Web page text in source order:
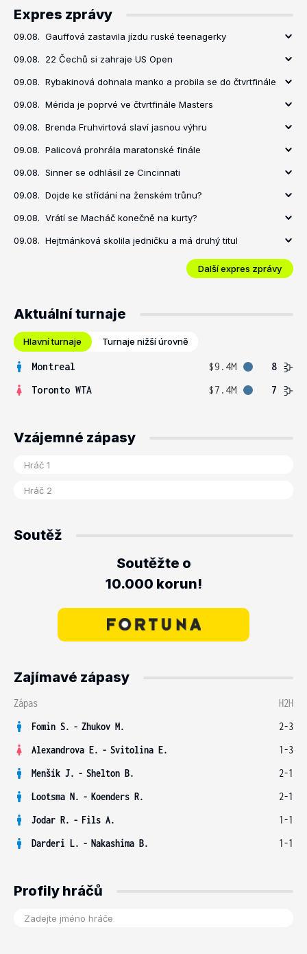
Expres zprávy
09.08. Gauffová zastavila jízdu ruské teenagerky
09.08. 22 Čechů si zahraje US Open
09.08. Rybakinová dohnala manko a probila se do čtvrtfinále
09.08. Mérida je poprvé ve čtvrtfinále Masters
09.08. Brenda Fruhvirtová slaví jasnou výhru
09.08. Palicová prohrála maratonské finále
09.08. Sinner se odhlásil ze Cincinnati
09.08. Dojde ke střídání na ženském trůnu?
09.08. Vrátí se Macháč konečně na kurty?
09.08. Hejtmánková skolila jedničku a má druhý titul
Další expres zprávy
Aktuální turnaje
Hlavní turnaje Turnaje nižší úrovně
Montreal $9.4M
8
Toronto WTA
$7.4M 7
Vzájemné zápasy
Soutěž
Soutěžte o
10.000 korun!
Zajímavé zápasy
Zápas
H2H
Fomin S. - Zhukov M.
2-3
Alexandrova E. - Svitolina E.
1-3
Menšík J. - Shelton B.
2-1
Lootsma N. - Koenders R.
2-1
Jodar R. - Fils A.
1-1
Darderi L. - Nakashima B. 1-1
Profily hráčů